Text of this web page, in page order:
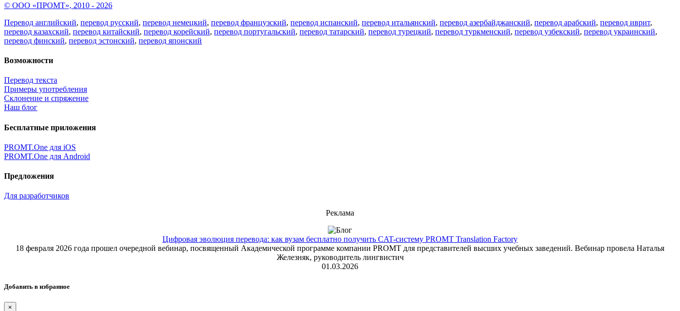
© ООО «ПРОМТ», 2010 - 2026
Перевод английский, перевод русский, перевод немецкий, перевод французский, перевод испанский, перевод итальянский, перевод азербайджанский, перевод арабский, перевод иврит,
перевод казахский, перевод китайский, перевод корейский, перевод португальский, перевод татарский, перевод турецкий, перевод туркменский, перевод узбекский, перевод украинский,
перевод финский, перевод эстонский, перевод японский
Возможности
Перевод текста
Примеры употребления
Склонение и спряжение
Наш блог
Бесплатные приложения
PROMT.One для iOS
PROMT.One для Android
Предложения
Для разработчиков
Реклама
Цифровая эволюция перевода: как вузам бесплатно получить CAT-систему PROMT Translation Factory
18 февраля 2026 года прошел очередной вебинар, посвященный Академической программе компании PROMT для представителей высших учебных заведений. Вебинар провела Наталья
Железняк, руководитель лингвистич
01.03.2026
Добавить в избранное
×